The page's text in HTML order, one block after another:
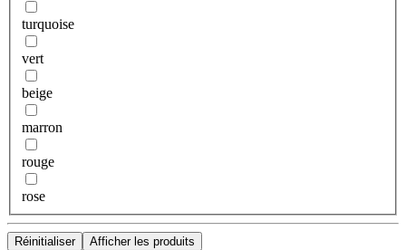
turquoise
vert
beige
marron
rouge
rose
Réinitialiser Afficher les produits